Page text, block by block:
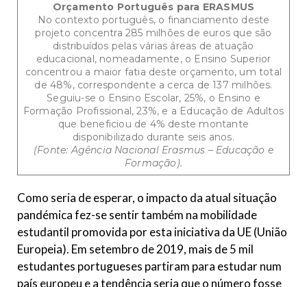
Orçamento Português para ERASMUS
No contexto português, o financiamento deste
projeto concentra 285 milhões de euros que são
distribuídos pelas várias áreas de atuação
educacional, nomeadamente, o Ensino Superior
concentrou a maior fatia deste orçamento, um total
de 48%, correspondente a cerca de 137 milhões.
Seguiu-se o Ensino Escolar, 25%, o Ensino e
Formação Profissional, 23%, e a Educação de Adultos
que beneficiou de 4% deste montante
disponibilizado durante seis anos.
(Fonte: Agência Nacional Erasmus – Educação e
Formação).
Como seria de esperar, o impacto da atual situação
pandémica fez-se sentir também na mobilidade
estudantil promovida por esta iniciativa da UE (União
Europeia). Em setembro de 2019, mais de 5 mil
estudantes portugueses partiram para estudar num
país europeu e a tendência seria que o número fosse